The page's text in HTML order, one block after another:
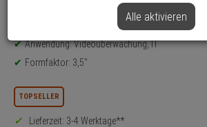
Festplatte, Zubehörartikel - Modell: S300
Anwendung: Videoüberwachung, IT
Formfaktor: 3,5''
TOPSELLER
Lieferzeit: 3-4 Werktage**
Alle aktivieren